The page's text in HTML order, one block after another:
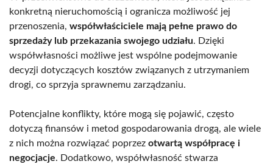
konkretną nieruchomością i ogranicza możliwość jej
przenoszenia, współwłaściciele mają pełne prawo do
sprzedaży lub przekazania swojego udziału. Dzięki
współwłasności możliwe jest wspólne podejmowanie
decyzji dotyczących kosztów związanych z utrzymaniem
drogi, co sprzyja sprawnemu zarządzaniu.
Potencjalne konflikty, które mogą się pojawić, często
dotyczą finansów i metod gospodarowania drogą, ale wiele
z nich można rozwiązać poprzez otwartą współpracę i
negocjacje. Dodatkowo, współwłasność stwarza